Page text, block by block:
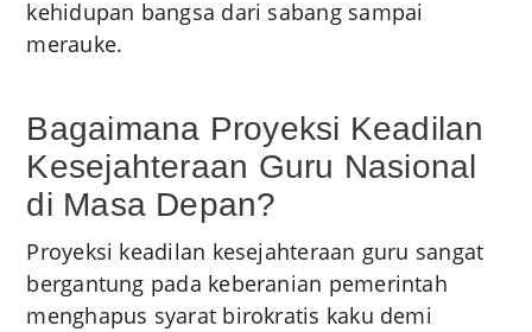
kehidupan bangsa dari sabang sampai
merauke.
Bagaimana Proyeksi Keadilan
Kesejahteraan Guru Nasional
di Masa Depan?
Proyeksi keadilan kesejahteraan guru sangat
bergantung pada keberanian pemerintah
menghapus syarat birokratis kaku demi